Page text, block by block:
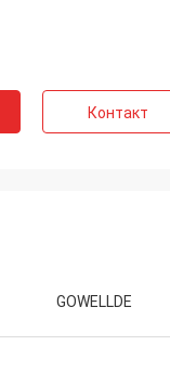
Контакт
GOWELLDE